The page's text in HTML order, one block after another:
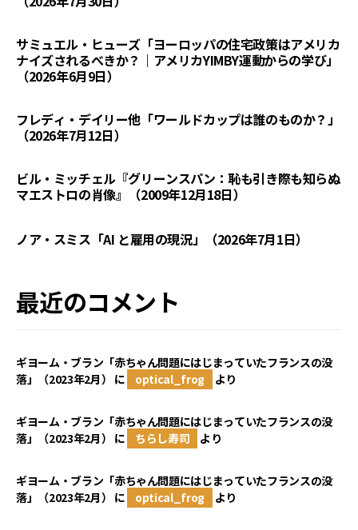
サミュエル・ヒューズ「ヨーロッパの住宅政策はアメリカ
ナイズされるべきか？｜アメリカYIMBY運動からの学び」
（2026年6月9日）
フレディ・デイリー他「ワールドカップは誰のものか？」
（2026年7月12日）
ビル・ミッチェル『グリーンスパン：恥も引き際も知らぬ
マエストロの肖像』（2009年12月18日）
ノア・スミス「AI と雇用の現況」（2026年7月1日）
最近のコメント
ギヨーム・ブラン「赤ちゃん問題にはじまっていたフランスの没
落」（2023年2月） に optical_frog より
ギヨーム・ブラン「赤ちゃん問題にはじまっていたフランスの没
落」（2023年2月） に ちらし寿司 より
ギヨーム・ブラン「赤ちゃん問題にはじまっていたフランスの没
落」（2023年2月） に optical_frog より